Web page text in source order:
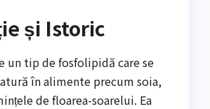
și Istoric
un tip de fosfolipidă care se
în alimente precum soia,
de floarea-soarelui. Ea